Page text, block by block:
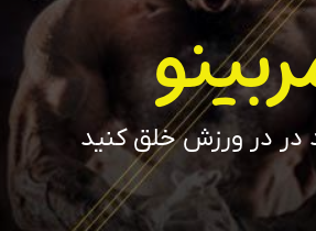
در در ورزش خلق کنید